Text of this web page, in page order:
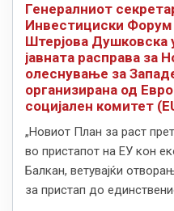
Генералниот
Инвестициски Форум
Штерјова Душковска
јавната расправа за
олеснување за
организирана од
социјален комитет
„Новиот План за раст
во пристапот на ЕУ кон
Балкан, ветувајќи
за пристап до